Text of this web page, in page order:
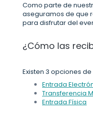
Como parte de
aseguramos de que
para disfrutar del
¿Cómo las
Existen 3 opciones
Entrada
Transferencia
Entrada Física